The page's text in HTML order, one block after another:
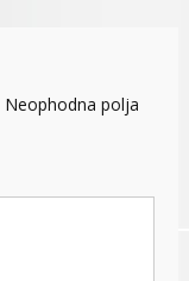
Neophodna polja